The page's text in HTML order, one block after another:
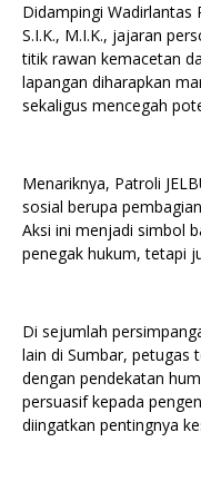
Didampingi Wadirlantas
S.I.K., M.I.K., jajaran
titik rawan kemacetan
lapangan diharapkan
sekaligus mencegah
Menariknya, Patroli
sosial berupa
Aksi ini menjadi simbol
penegak hukum, tetapi
Di sejumlah
lain di Sumbar, petugas
dengan pendekatan
persuasif kepada
diingatkan pentingnya